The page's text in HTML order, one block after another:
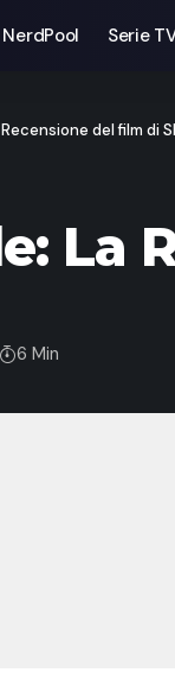
Serie
del film di
La
6 Min